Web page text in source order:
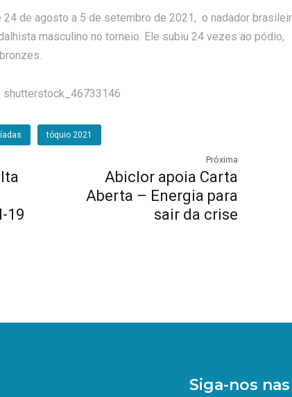
24 de agosto a 5 de setembro de 2021, o nadador
masculino no torneio. Ele subiu 24 vezes ao pódio,
tóquio 2021
19
Próxima
Abiclor apoia Carta
Aberta – Energia para
sair da crise
Siga-nos